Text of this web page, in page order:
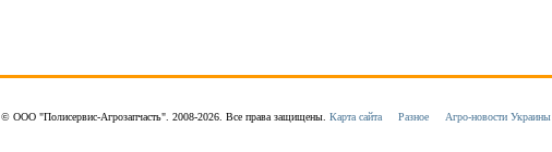
© ООО "Полисервис-Агрозапчасть". 2008-2026. Все права защищены. Карта сайта Разное Агро-новости Украины